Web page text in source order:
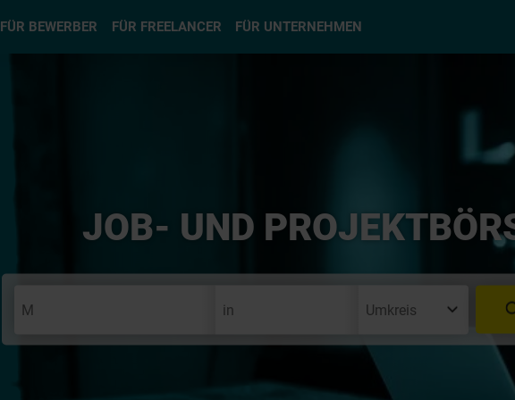
FÜR BEWERBER FÜR FREELANCER FÜR UNTERNEHMEN
Typ auswählen
JOB- UND